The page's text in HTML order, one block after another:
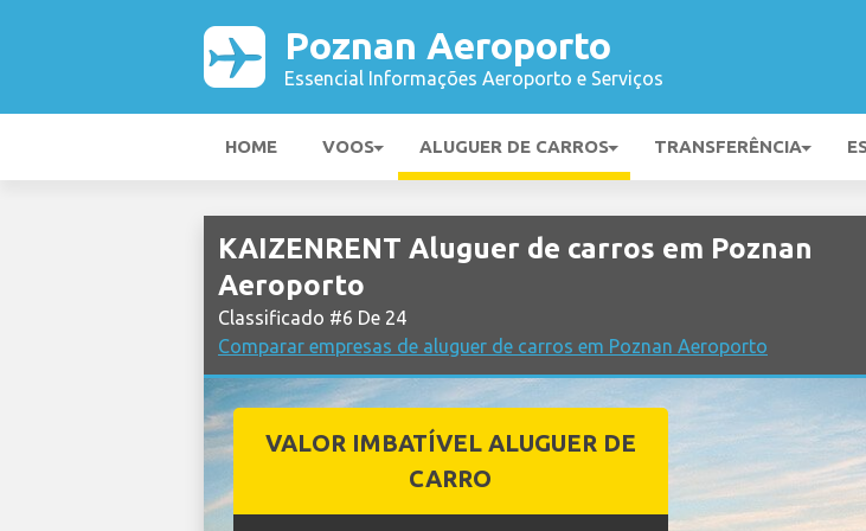
Poznan Aeroporto
Essencial Informações Aeroporto e Serviços
HOME VOOS ALUGUER DE CARROS TRANSFERÊNCIA
KAIZENRENT Aluguer de carros em Poznan
Aeroporto
Classificado #6 De 24
Comparar empresas de aluguer de carros em Poznan Aeroporto
VALOR IMBATÍVEL ALUGUER DE
CARRO